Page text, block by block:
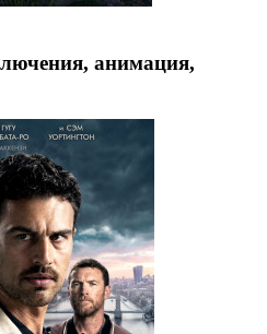
анимация,